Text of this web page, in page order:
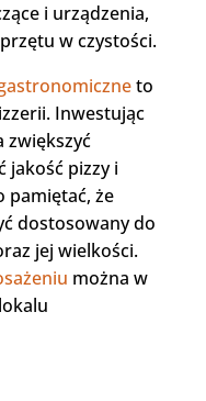
i urządzenia,
w czystości.
to
Inwestując
zwiększyć
jakość pizzy i
pamiętać, że
dostosowany do
jej wielkości.
można w